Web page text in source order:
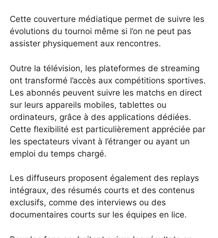
Cette couverture médiatique permet de suivre les
évolutions du tournoi même si l’on ne peut pas
assister physiquement aux rencontres.
Outre la télévision, les plateformes de streaming
ont transformé l’accès aux compétitions sportives.
Les abonnés peuvent suivre les matchs en direct
sur leurs appareils mobiles, tablettes ou
ordinateurs, grâce à des applications dédiées.
Cette flexibilité est particulièrement appréciée par
les spectateurs vivant à l’étranger ou ayant un
emploi du temps chargé.
Les diffuseurs proposent également des replays
intégraux, des résumés courts et des contenus
exclusifs, comme des interviews ou des
documentaires courts sur les équipes en lice.